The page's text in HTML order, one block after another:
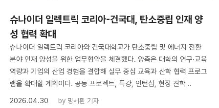
슈나이더 일렉트릭 코리아-건국대, 탄소중립 인재 양
성 협력 확대
슈나이더 일렉트릭 코리아와 건국대학교가 탄소중립 및 에너지 전환
분야 인재 양성을 위한 업무협약을 체결했다. 양측은 대학의 연구·교육
역량과 기업의 산업 경험을 결합해 실무 중심 교육과 산학 협력 프로그
램을 확대할 계획이다. 공동 프로젝트, 특강, 인턴십, 현장 견학 ..
2026.04.30
by 명세환 기자